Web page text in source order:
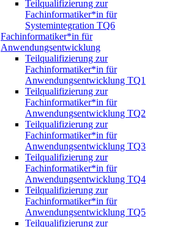
Teilqualifizierung zur
Fachinformatiker*in für
Systemintegration TQ6
Fachinformatiker*in für
Anwendungsentwicklung
Teilqualifizierung zur
Fachinformatiker*in für
Anwendungsentwicklung TQ1
Teilqualifizierung zur
Fachinformatiker*in für
Anwendungsentwicklung TQ2
Teilqualifizierung zur
Fachinformatiker*in für
Anwendungsentwicklung TQ3
Teilqualifizierung zur
Fachinformatiker*in für
Anwendungsentwicklung TQ4
Teilqualifizierung zur
Fachinformatiker*in für
Anwendungsentwicklung TQ5
Teilqualifizierung zur